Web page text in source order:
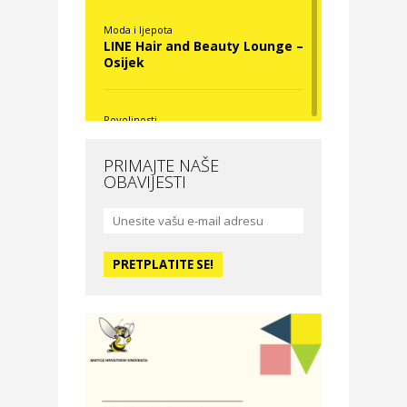
Moda i ljepota
LINE Hair and Beauty Lounge –
Osijek
Povoljnosti
Moda i ljepota
studio – Osijek
Zdravlje i osiguranje
PRIMAJTE NAŠE
OBAVIJESTI